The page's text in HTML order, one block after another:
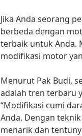
Jika Anda seorang
berbeda dengan
terbaik untuk Anda.
modifikasi motor
Menurut Pak Budi,
adalah tren terbaru
“Modifikasi cumi
Anda. Dengan
menarik dan